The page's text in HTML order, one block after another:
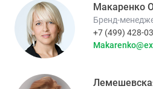
Макаренко
Бренд-
+7 (499) 428-